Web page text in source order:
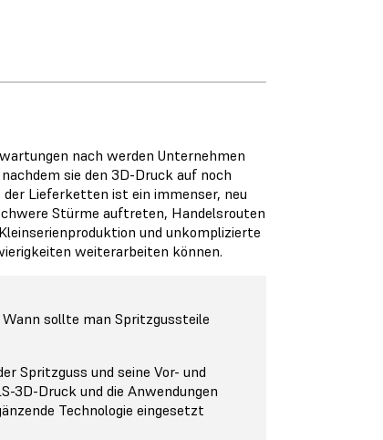
nach werden Unternehmen
sie den 3D-Druck auf noch
Lieferketten ist ein immenser, neu
Stürme auftreten, Handelsrouten
und unkomplizierte
weiterarbeiten können.
sollte man Spritzgussteile
Spritzguss und seine Vor- und
3D-Druck und die Anwendungen
Technologie eingesetzt